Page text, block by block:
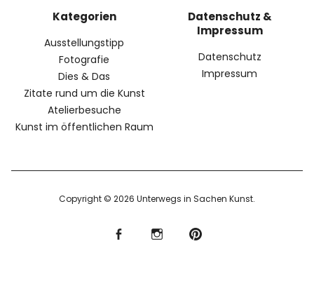
Kategorien
Ausstellungstipp
Fotografie
Dies & Das
Zitate rund um die Kunst
Atelierbesuche
Kunst im öffentlichen Raum
Datenschutz &
Impressum
Datenschutz
Impressum
Copyright © 2026 Unterwegs in Sachen Kunst